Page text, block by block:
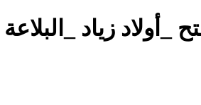
_أولاد زياد _البلاعة